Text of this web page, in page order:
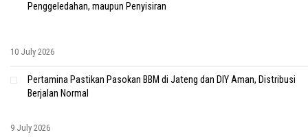
Penggeledahan, maupun Penyisiran
10 July 2026
Pertamina Pastikan Pasokan BBM di Jateng dan DIY Aman, Distribusi
Berjalan Normal
9 July 2026